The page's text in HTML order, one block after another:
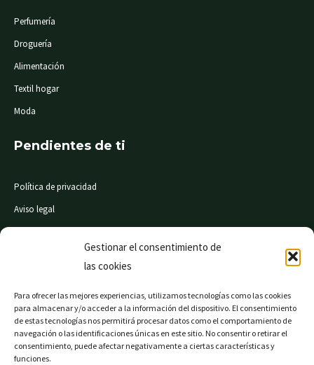
Gestionar el consentimiento de
las cookies
Para ofrecer las mejores experiencias, utilizamos tecnologías como las cookies
para almacenar y/o acceder a la información del dispositivo. El consentimiento
de estas tecnologías nos permitirá procesar datos como el comportamiento de
navegación o las identificaciones únicas en este sitio. No consentir o retirar el
consentimiento, puede afectar negativamente a ciertas características y
funciones.
Perfumería
Droguería
Alimentación
Textil hogar
Moda
Pendientes de ti
Política de privacidad
Aviso legal
© Mi Súper 24 horas. Todos los derechos reservados
Página web financiada por el Programa KIT Digital. Plan